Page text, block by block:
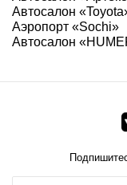
Автосалон
Аэропорт «Sochi»
Автосалон